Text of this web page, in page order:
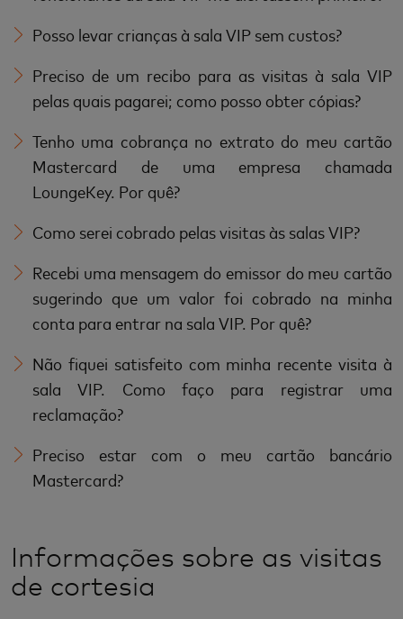
Posso levar crianças à sala VIP sem custos?
Preciso de um recibo para as visitas à sala VIP
pelas quais pagarei; como posso obter cópias?
Tenho uma cobrança no extrato do meu cartão
Mastercard de uma empresa chamada
LoungeKey. Por quê?
Como serei cobrado pelas visitas às salas VIP?
Recebi uma mensagem do emissor do meu cartão
sugerindo que um valor foi cobrado na minha
conta para entrar na sala VIP. Por quê?
Não fiquei satisfeito com minha recente visita à
sala VIP. Como faço para registrar uma
reclamação?
Preciso estar com o meu cartão bancário
Mastercard?
Informações sobre as visitas
de cortesia